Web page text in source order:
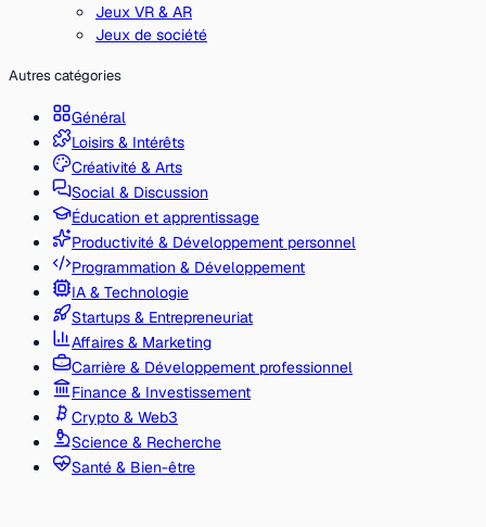
Jeux VR & AR
Jeux de société
Autres catégories
Général
Loisirs & Intérêts
Créativité & Arts
Social & Discussion
Éducation et apprentissage
Productivité & Développement personnel
Programmation & Développement
IA & Technologie
Startups & Entrepreneuriat
Affaires & Marketing
Carrière & Développement professionnel
Finance & Investissement
Crypto & Web3
Science & Recherche
Santé & Bien-être